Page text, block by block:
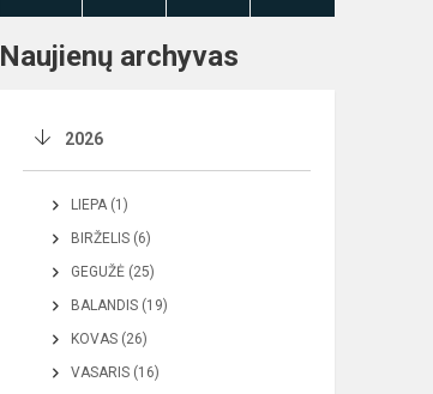
Naujienų archyvas
2026
LIEPA (1)
BIRŽELIS (6)
GEGUŽĖ (25)
BALANDIS (19)
KOVAS (26)
VASARIS (16)